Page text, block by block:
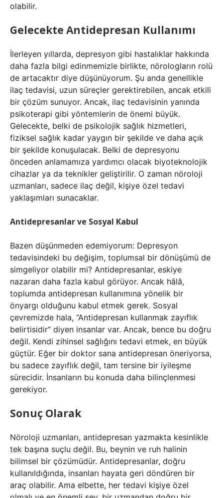
olabilir.
Gelecekte Antidepresan Kullanımı
İlerleyen yıllarda, depresyon gibi hastalıklar hakkında
daha fazla bilgi edinmemizle birlikte, nörologların rolü
de artacaktır diye düşünüyorum. Şu anda genellikle
ilaç tedavisi, uzun süreçler gerektirebilen, ancak etkili
bir çözüm sunuyor. Ancak, ilaç tedavisinin yanında
psikoterapi gibi yöntemlerin de önemi büyük.
Gelecekte, belki de psikolojik sağlık hizmetleri,
fiziksel sağlık kadar yaygın bir şekilde ve daha açık
bir şekilde konuşulacak. Belki de depresyonu
önceden anlamamıza yardımcı olacak biyoteknolojik
cihazlar ya da teknikler geliştirilir. O zaman nöroloji
uzmanları, sadece ilaç değil, kişiye özel tedavi
yaklaşımları sunacaklar.
Antidepresanlar ve Sosyal Kabul
Bazen düşünmeden edemiyorum: Depresyon
tedavisindeki bu değişim, toplumsal bir dönüşümü de
simgeliyor olabilir mi? Antidepresanlar, eskiye
nazaran daha fazla kabul görüyor. Ancak hâlâ,
toplumda antidepresan kullanımına yönelik bir
önyargı olduğunu kabul etmek gerek. Sosyal
çevremizde hala, “Antidepresan kullanmak zayıflık
belirtisidir” diyen insanlar var. Ancak, bence bu doğru
değil. Kendi zihinsel sağlığını tedavi etmek, en büyük
güçtür. Eğer bir doktor sana antidepresan öneriyorsa,
bu sadece zayıflık değil, tam tersine bir iyileşme
sürecidir. İnsanların bu konuda daha bilinçlenmesi
gerekiyor.
Sonuç Olarak
Nöroloji uzmanları, antidepresan yazmakta kesinlikle
tek başına suçlu değil. Bu, beynin ve ruh halinin
bilimsel bir çözümüdür. Antidepresanlar, doğru
kullanıldığında, insanları hayata geri döndüren bir
araç olabilir. Ama elbette, her tedavi kişiye özel